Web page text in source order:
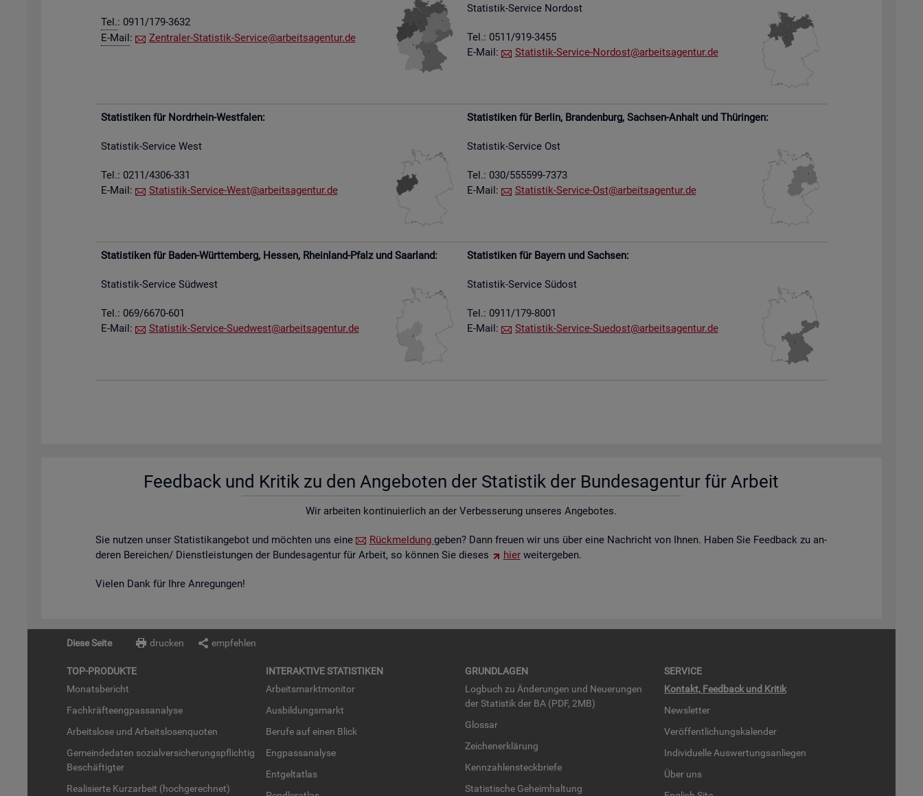
Tel.: 0911/179-3632
E-Mail: Zen­tra­ler-Sta­tis­tik-Ser­vice@​arb​eits​agen​tur.​de
Sta­tis­tik-Ser­vice Nord­ost
Tel.: 0511/919-3455
E-Mail:
Sta­tis­tik-Ser­vice-Nord­ost@​arb​eits​agen​tur.​de
Sta­tis­ti­ken für Nord­rhein-West­fa­len:
Sta­tis­tik-Ser­vice West
Tel.: 0211/4306-331
E-Mail:
Sta­tis­tik-Ser­vice-West@​arb​eits​agen​tur.​de
Sta­tis­ti­ken für Ber­lin, Bran­den­burg, Sach­sen-An­halt und Thü­rin­gen:
Sta­tis­tik-Ser­vice Ost
Tel.: 030/555599-7373
E-Mail:
Sta­tis­tik-Ser­vice-Ost@​arb​eits​agen​tur.​de
Sta­tis­ti­ken für Baden-Würt­tem­berg, Hes­sen, Rhein­land-Pfalz und Saar­land:
Sta­tis­tik-Ser­vice Süd­west
Tel.: 069/6670-601
E-Mail:
Sta­tis­tik-Ser­vice-Su­ed­west@​arb​eits​agen​tur.​de
Sta­tis­ti­ken für Bay­ern und Sach­sen:
Sta­tis­tik-Ser­vice Süd­ost
Tel.: 0911/179-8001
E-Mail:
Sta­tis­tik-Ser­vice-Su­e­dost@​arb​eits​agen​tur.​de
Feed­back und Kri­tik zu den An­ge­bo­ten der Sta­tis­tik der Bun­des­agen­tur für Ar­beit
Wir ar­bei­ten kon­ti­nu­ier­lich an der Ver­bes­se­rung un­se­res An­ge­bo­tes.
Sie nut­zen unser Sta­tis­tik­an­ge­bot und möch­ten uns eine Rück­mel­dung geben? Dann freu­en wir uns über eine Nach­richt von Ihnen. Haben Sie Feed­back zu an­
de­ren Be­rei­chen/ Dienst­leis­tun­gen der Bun­des­agen­tur für Ar­beit, so kön­nen Sie die­ses
hierwei­ter­ge­ben.
Vie­len Dank für Ihre An­re­gun­gen!
Diese Seite drucken empfehlen
TOP-PRO­DUK­TE
Mo­nats­be­richt
Fach­kräf­te­eng­pass­ana­ly­se
Ar­beits­lo­se und Ar­beits­lo­sen­quo­ten
Ge­mein­de­da­ten so­zi­al­ver­si­che­rungs­pflich­tig
Be­schäf­tig­ter
Rea­li­sier­te Kurz­ar­beit (hoch­ge­rech­net)
IN­TER­AK­TI­VE STA­TIS­TI­KEN
Ar­beits­markt­mo­ni­tor
Aus­bil­dungs­markt
Be­ru­fe auf einen Blick
Eng­pass­ana­ly­se
Ent­gel­t­at­las
GRUND­LA­GEN
Log­buch zu Än­de­run­gen und Neue­run­gen
der Sta­tis­tik der BA (PDF, 2MB)
Glos­sar
Zei­chen­er­klä­rung
Kenn­zah­len­steck­brie­fe
Sta­tis­ti­sche Ge­heim­hal­tung
SER­VICE
Kon­takt, Feed­back und Kri­tik
News­let­ter
Ver­öf­fent­li­chungs­ka­len­der
In­di­vi­du­el­le Aus­wer­tungs­an­lie­gen
Über uns